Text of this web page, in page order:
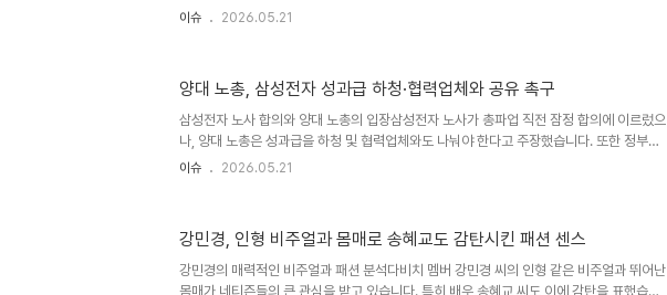
심보다 1년 줄어든 형량입니다. 재판부는 일부 혐의 자백과 증거물 제출을 감경 사유로 인
영향력을 행사할 수 있는 지위에 있었기에 통일교 측이 알선을 기대하고 금품을 제공한 것
으로 보았습니다. 정교분리 훼손 및 양형 이유재판부는 피고인의 행위가 헌법 가치인 정교
분..
이슈 2026.05.21
양대 노총, 삼성전자 성과급 하청·협력업체와 공유 촉구
삼성전자 노사 합의와 양대 노총의 입장삼성전자 노사가 총파업 직전 잠정 합의에 이르렀으
나, 양대 노총은 성과급을 하청 및 협력업체와도 나눠야 한다고 주장했습니다. 또한 정부의
긴급 조정권 언급은 노사 자율 교섭 원칙을 훼손한다며 비판했습니다. 성과 공유의 정당성
한다고 주장했습니다. 정부의 긴급 조정권 언급에 대한 비판양대 노총은 정부가 노사 자율
해결을 지원하기는커녕, 긴급 조정권 발동 카드로 노동자를 압박하며 자본의 편에 섰다고
비판했습니..
이슈 2026.05.21
강민경, 인형 비주얼과 몸매로 송혜교도 감탄시킨 패션 센스
강민경의 매력적인 비주얼과 패션 분석다비치 멤버 강민경 씨의 인형 같은 비주얼과 뛰어난
몸매가 네티즌들의 큰 관심을 받고 있습니다. 특히 배우 송혜교 씨도 이에 감탄을 표했습니